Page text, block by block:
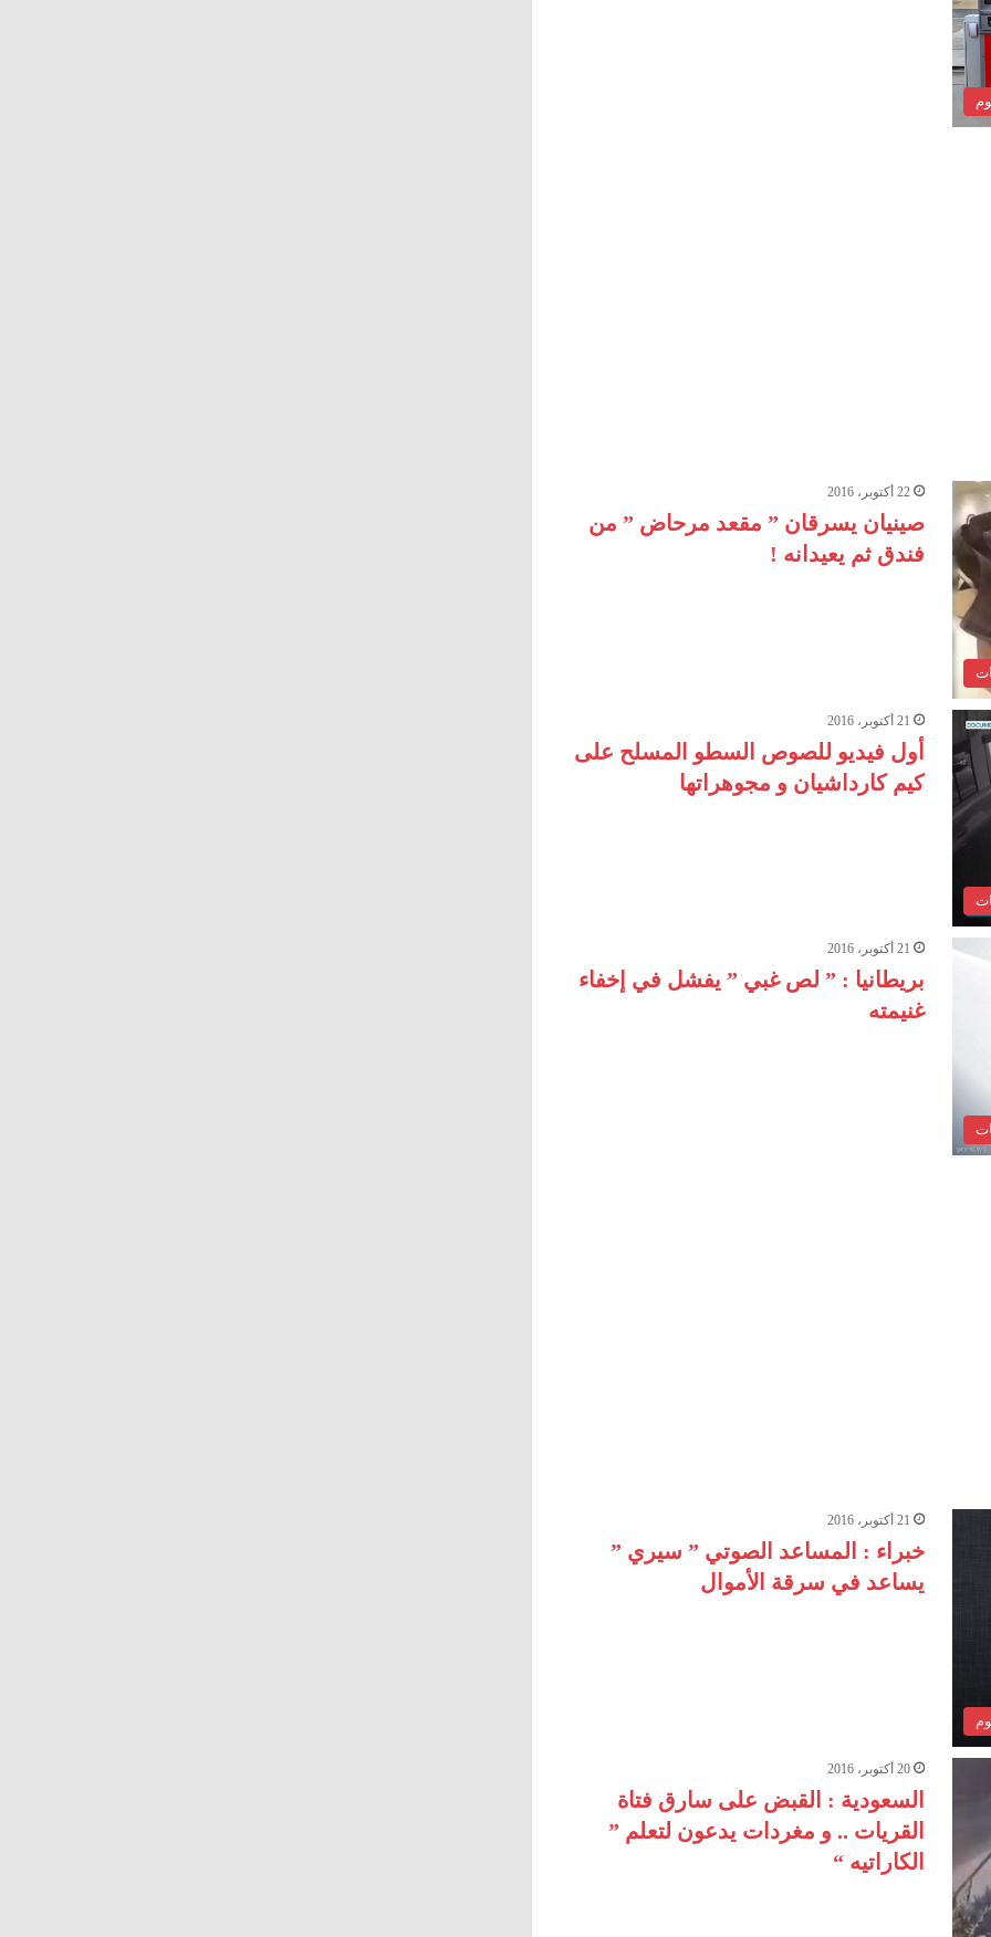
22 أكتوبر، 2016
صينيان يسرقان ” مقعد مرحاض ” من
فندق ثم يعيدانه !
21 أكتوبر، 2016
أول فيديو للصوص السطو المسلح على
كيم كارداشيان و مجوهراتها
21 أكتوبر، 2016
بريطانيا : ” لص غبي ” يفشل في إخفاء
غنيمته
21 أكتوبر، 2016
خبراء : المساعد الصوتي ” سيري ”
يساعد في سرقة الأموال
20 أكتوبر، 2016
السعودية : القبض على سارق فتاة
القريات .. و مغردات يدعون لتعلم ”
الكاراتيه “